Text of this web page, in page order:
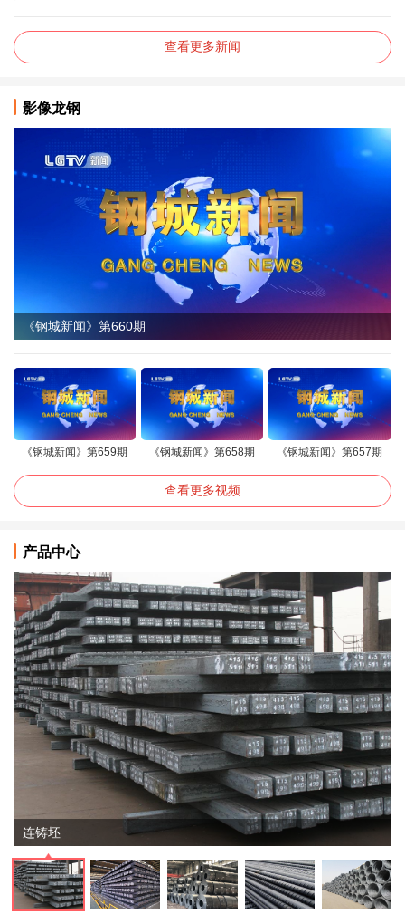
查看更多新闻
影像龙钢
《钢城新闻》第660期
《钢城新闻》第659期 《钢城新闻》第658期 《钢城新闻》第657期
查看更多视频
产品中心
连铸坯